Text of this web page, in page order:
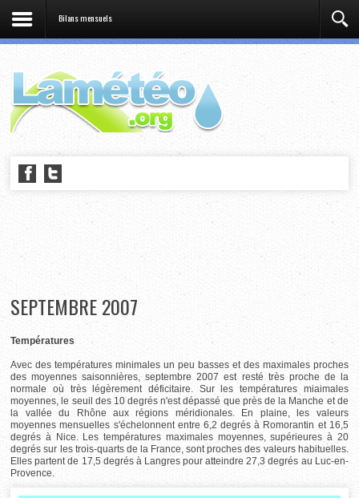
Bilans mensuels
SEPTEMBRE 2007
Températures
Avec des températures minimales un peu basses et des maximales proches
des moyennes saisonnières, septembre 2007 est resté très proche de la
normale où très légèrement déficitaire. Sur les températures miaimales
moyennes, le seuil des 10 degrés n'est dépassé que près de la Manche et de
la vallée du Rhône aux régions méridionales. En plaine, les valeurs
moyennes mensuelles s'échelonnent entre 6,2 degrés à Romorantin et 16,5
degrés à Nice. Les températures maximales moyennes, supérieures à 20
degrés sur les trois-quarts de la France, sont proches des valeurs habituelles.
Elles partent de 17,5 degrés à Langres pour atteindre 27,3 degrés au Luc-en-
Provence.